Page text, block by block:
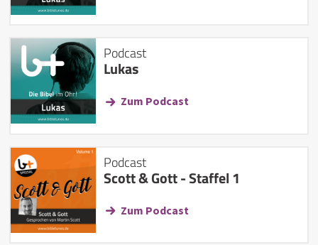
Podcast
Lukas
Zum Podcast
Podcast
Scott & Gott - Staffel 1
Zum Podcast